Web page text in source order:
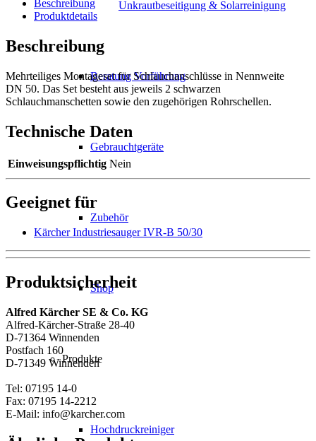
Unkrautbeseitigung & Solarreinigung
Beratung Vorführung
Gebrauchtgeräte
Zubehör
Shop
Produkte
Hochdruckreiniger
Beschreibung
Produktdetails
Beschreibung
Mehrteiliges Montageset für Schlauchanschlüsse in Nennweite
DN 50. Das Set besteht aus jeweils 2 schwarzen
Schlauchmanschetten sowie den zugehörigen Rohrschellen.
Technische Daten
Einweisungspflichtig Nein
Geeignet für
Kärcher Industriesauger IVR-B 50/30
Produktsicherheit
Alfred Kärcher SE & Co. KG
Alfred-Kärcher-Straße 28-40
D-71364 Winnenden
Postfach 160
D-71349 Winnenden
Tel: 07195 14-0
Fax: 07195 14-2212
E-Mail: info@karcher.com